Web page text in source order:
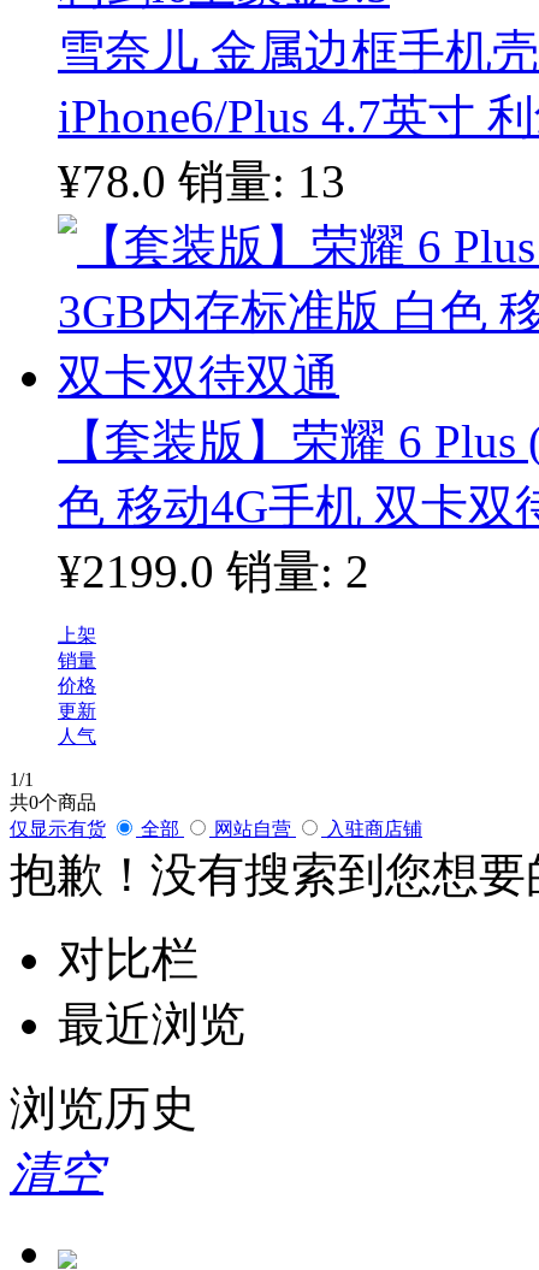
雪奈儿 金属边框手机
iPhone6/Plus 4.7英寸
¥78.0 销量: 13
【套装版】荣耀 6
色 移动4G手机 双卡双
¥2199.0 销量: 2
上架
销量
价格
更新
人气
1/1
共0个商品
仅显示有货
全部 网站自营 入驻商店铺
抱歉！没有搜索到您想
对比栏
最近浏览
浏览历史
清空